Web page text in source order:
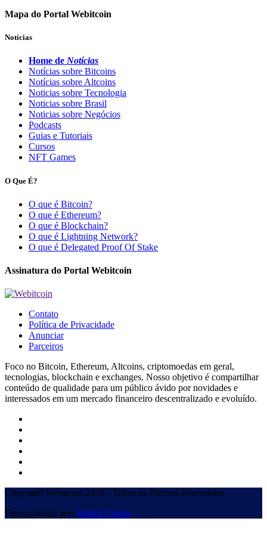
Mapa do Portal Webitcoin
Notícias
Home de Notícias
Notícias sobre Bitcoins
Notícias sobre Altcoins
Noticias sobre Tecnologia
Noticias sobre Brasil
Noticias sobre Negócios
Podcasts
Guias e Tutoriais
Cursos
NFT Games
O Que É?
O que é Bitcoin?
O que é Ethereum?
O que é Blockchain?
O que é Lightning Network?
O que é Delegated Proof Of Stake
Assinatura do Portal Webitcoin
Contato
Política de Privacidade
Anunciar
Parceiros
Foco no Bitcoin, Ethereum, Altcoins, criptomoedas em geral,
tecnologias, blockchain e exchanges. Nosso objetivo é compartilhar
conteúdo de qualidade para um público ávido por novidades e
interessados em um mercado financeiro descentralizado e evoluído.
Copyright Webitcoin 2018 - Todos os Direitos Reservados
Desenvolvido por: Herick Correa